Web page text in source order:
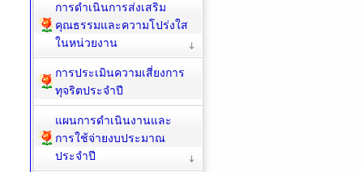
การดำเนินการส่งเสริม
คุณธรรมและความโปร่งใส
ในหน่วยงาน
การประเมินความเสี่ยงการ
ทุจริตประจำปี
แผนการดำเนินงานและ
การใช้จ่ายงบประมาณ
ประจำปี